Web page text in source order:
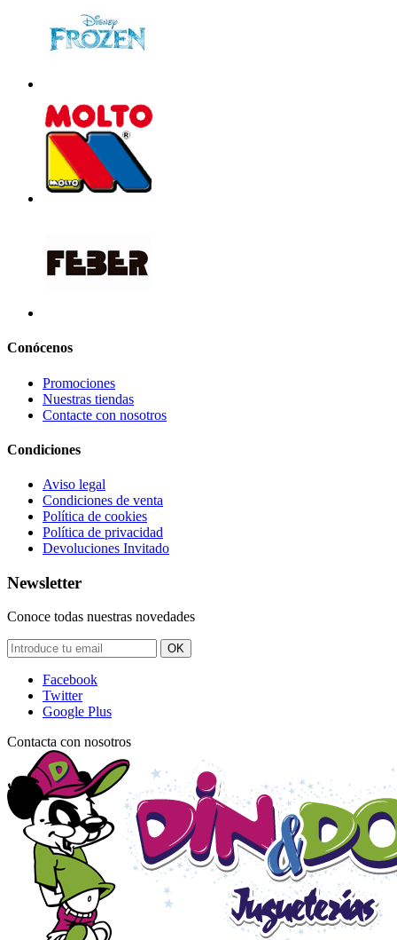
Conócenos
Promociones
Nuestras tiendas
Contacte con nosotros
Condiciones
Aviso legal
Condiciones de venta
Política de cookies
Política de privacidad
Devoluciones Invitado
Newsletter
Conoce todas nuestras novedades
OK
Facebook
Twitter
Google Plus
Contacta con nosotros